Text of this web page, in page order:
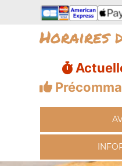
Horaires